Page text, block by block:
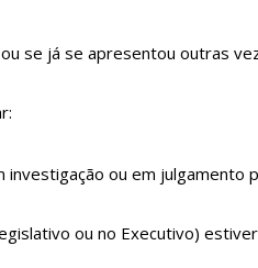
se já se apresentou outras
ou em julgamento
ou no Executivo)